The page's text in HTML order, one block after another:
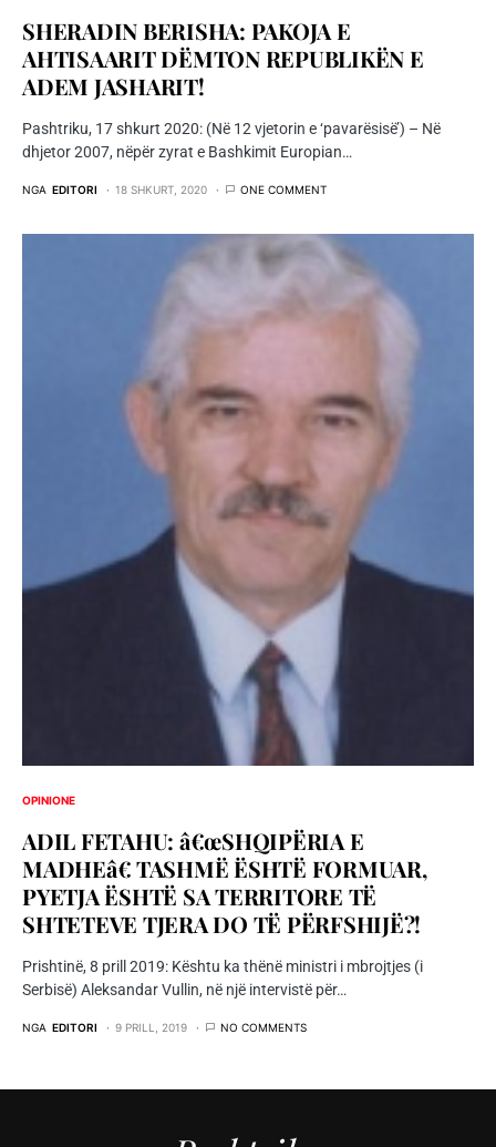
SHERADIN BERISHA: PAKOJA E
AHTISAARIT DËMTON REPUBLIKËN E
ADEM JASHARIT!
Pashtriku, 17 shkurt 2020: (Në 12 vjetorin e ‘pavarësisë’) – Në
dhjetor 2007, nëpër zyrat e Bashkimit Europian…
NGA EDITORI 18 SHKURT, 2020 ONE COMMENT
OPINIONE
ADIL FETAHU: â€œSHQIPËRIA E
MADHEâ€ TASHMË ËSHTË FORMUAR,
PYETJA ËSHTË SA TERRITORE TË
SHTETEVE TJERA DO TË PËRFSHIJË?!
Prishtinë, 8 prill 2019: Kështu ka thënë ministri i mbrojtjes (i
Serbisë) Aleksandar Vullin, në një intervistë për…
NGA EDITORI 9 PRILL, 2019 NO COMMENTS